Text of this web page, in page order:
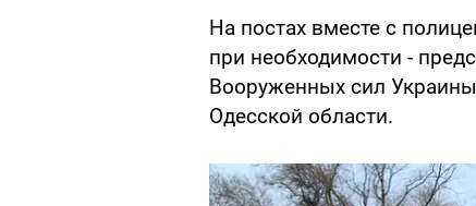
На постах вместе с
при необходимости -
Вооруженных сил
Одесской области.